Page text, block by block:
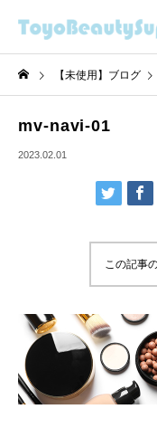
【未使用】ブログ
mv-navi-01
2023.02.01
この記事